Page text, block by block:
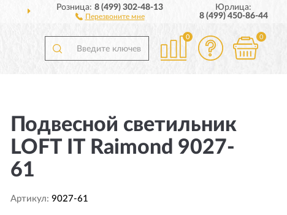
ДОСТАВИМ ПО ВСЕЙ РОССИИ
Розница:8 (499) 302-48-13
Перезвоните мне
Юрлица:
8 (499) 450-86-44
0 0
Подвесной светильник
LOFT IT Raimond 9027-
61
Артикул: 9027-61